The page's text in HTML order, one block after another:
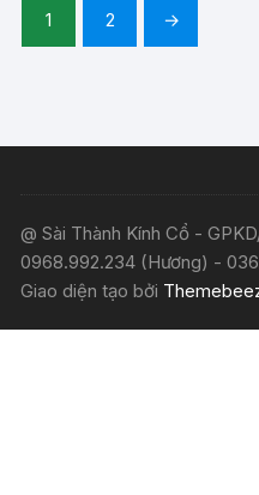
1 2 →
@ Sài Thành Kính Cổ -
0968.992.234 (Hương) -
Giao diện tạo bởi